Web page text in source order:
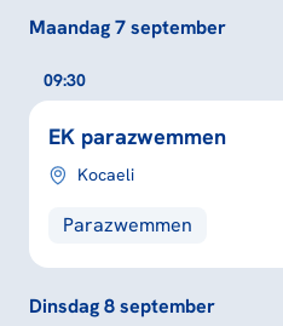
Maandag 7 september
09:30
EK parazwemmen
Kocaeli
Parazwemmen
Dinsdag 8 september